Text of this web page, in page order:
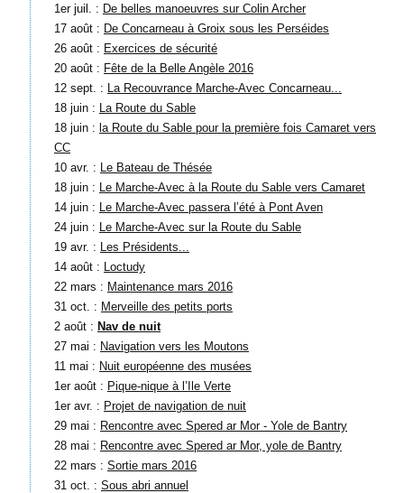
1er juil. : De belles manoeuvres sur Colin Archer
17 août : De Concarneau à Groix sous les Perséides
26 août : Exercices de sécurité
20 août : Fête de la Belle Angèle 2016
12 sept. :
La Recouvrance Marche-Avec Concarneau...
18 juin :
La Route du Sable
18 juin : la Route du Sable pour la première fois Camaret vers
CC
10 avr. :
Le Bateau de Thésée
18 juin :
Le Marche-Avec à la Route du Sable vers Camaret
14 juin :
Le Marche-Avec passera l’été à Pont Aven
24 juin :
Le Marche-Avec sur la Route du Sable
19 avr. :
Les Présidents...
14 août :
Loctudy
22 mars : Maintenance mars 2016
31 oct. : Merveille des petits ports
2 août : Nav de nuit
27 mai : Navigation vers les Moutons
11 mai : Nuit européenne des musées
1er août : Pique-nique à l’Ile Verte
1er avr. : Projet de navigation de nuit
29 mai : Rencontre avec Spered ar Mor - Yole de Bantry
28 mai : Rencontre avec Spered ar Mor, yole de Bantry
22 mars : Sortie mars 2016
31 oct. : Sous abri annuel